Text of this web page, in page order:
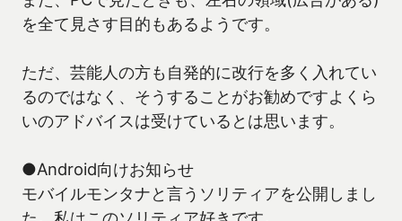
を全て見さす目的もあるようです。
ただ、芸能人の方も自発的に改行を多く入れてい
るのではなく、そうすることがお勧めですよくら
いのアドバイスは受けているとは思います。
●Android向けお知らせ
モバイルモンタナと言うソリティアを公開しまし